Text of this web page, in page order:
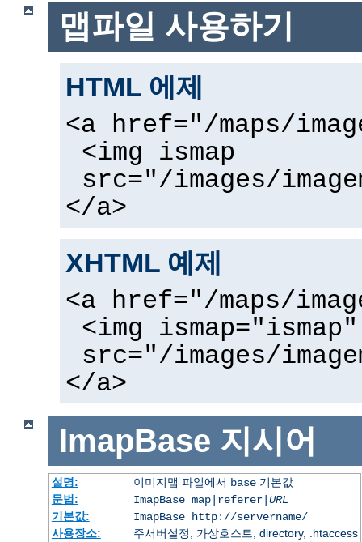
맵파일 사용하기
HTML 에제
<a href="/maps/
<img ismap
src="/images/
</a>
XHTML 예제
<a href="/maps/
<img ismap="ismap"
src="/images/
</a>
ImapBase 지시어
설명: 이미지맵 파일에서 base기본값
문법:
ImapBase map|referer| URL
기본값:
ImapBase http://servername/
사용장소:
주서버설정, 가상호스트, directory, .htaccess